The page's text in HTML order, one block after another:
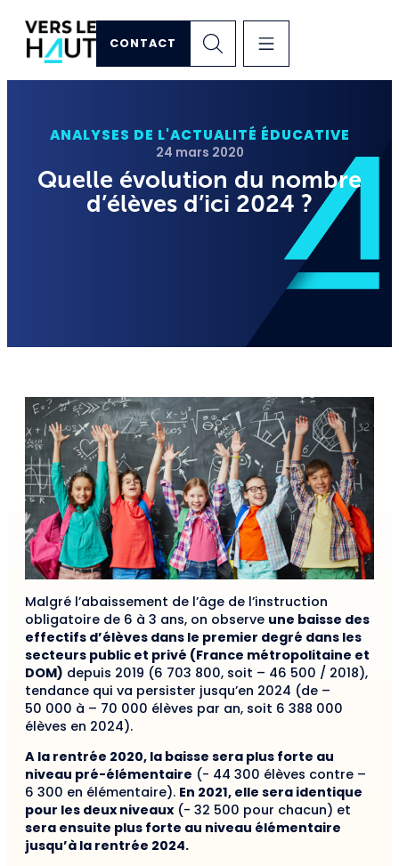
CONTACT
ANALYSES DE L'ACTUALITÉ ÉDUCATIVE
24 mars 2020
Quelle évolution du nombre
d’élèves d’ici 2024 ?
Malgré l’abaissement de l’âge de l’instruction
obligatoire de 6 à 3 ans, on observe une baisse des
effectifs d’élèves dans le premier degré dans les
secteurs public et privé (France métropolitaine et
DOM) depuis 2019 (6 703 800, soit – 46 500 / 2018),
tendance qui va persister jusqu’en 2024 (de –
50 000 à – 70 000 élèves par an, soit 6 388 000
élèves en 2024).
A la rentrée 2020, la baisse sera plus forte au
niveau pré-élémentaire (- 44 300 élèves contre –
6 300 en élémentaire). En 2021, elle sera identique
pour les deux niveaux(- 32 500 pour chacun) et
sera ensuite plus forte au niveau élémentaire
jusqu’à la rentrée 2024.